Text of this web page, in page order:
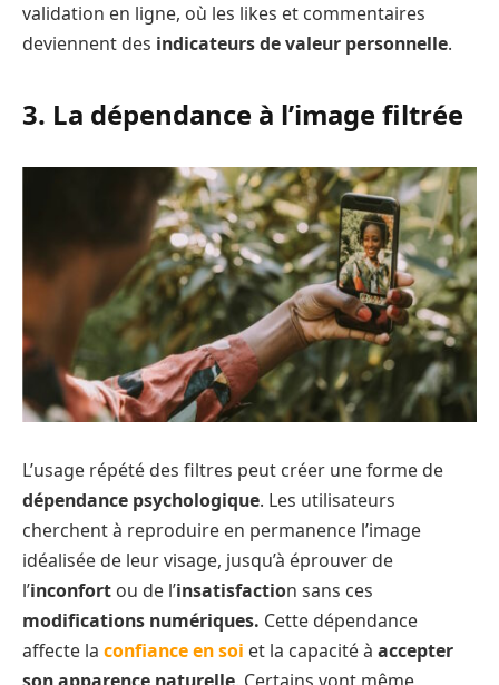
validation en ligne, où les likes et commentaires
deviennent des indicateurs de valeur personnelle.
3. La dépendance à l’image filtrée
L’usage répété des filtres peut créer une forme de
dépendance psychologique. Les utilisateurs
cherchent à reproduire en permanence l’image
idéalisée de leur visage, jusqu’à éprouver de
l’inconfort ou de l’insatisfaction sans ces
modifications numériques. Cette dépendance
affecte la confiance en soi et la capacité à accepter